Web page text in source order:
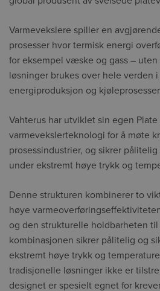
Varmevekslere spiller en
prosesser hvor termisk energi
for eksempel væske og gass – uten
løsninger brukes over hele verden
energiproduksjon og
Vahterus har utviklet sin egen Plate
varmevekslerteknologi for å møte
prosessindustrier, og sikrer
under ekstremt høye trykk og
Denne strukturen kombinerer to
høye
og den strukturelle holdbarheten
kombinasjonen sikrer pålitelig og
ekstremt høye trykk og
tradisjonelle løsninger ikke er
designet er spesielt egnet for